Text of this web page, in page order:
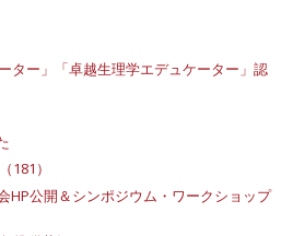
ター」「卓越生理学エデュケーター」認
181）
HP公開＆シンポジウム・ワークショップ